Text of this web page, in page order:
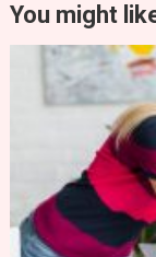
You might